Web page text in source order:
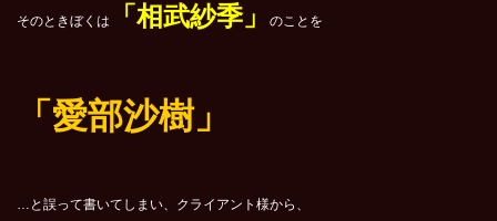
そのときぼくは 「相武紗季」 のことを
「愛部沙樹」
…と誤って書いてしまい、クライアント様から、